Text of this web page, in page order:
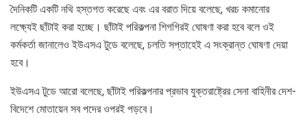
দৈনিকটি একটি নথি হস্তগত করেছে এবং এর বরাত দিয়ে বলেছে, খরচ কমানোর
লক্ষ্যেই ছাঁটাই করা হচ্ছে। ছাঁটাই পরিকল্পনা শিগগিরই ঘোষণা করা হবে বলে ওই
কর্মকর্তা জানালেও ইউএসএ টুডে বলেছে, চলতি সপ্তাহেই এ সংক্রান্ত ঘোষণা দেয়া
হবে।
ইউএসএ টুডে আরো বলেছে, ছাঁটাই পরিকল্পনার প্রভাব যুক্তরাষ্ট্রের সেনা বাহিনীর দেশ-
বিদেশে মোতায়েন সব পদের ওপরই পড়বে।